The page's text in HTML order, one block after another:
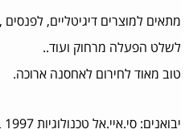
מתאים למוצרים דיגיטליים, לפנסים
לשלט הפעלה מרחוק ועוד..
טוב מאוד לחירום לאחסנה ארוכה.
יבואנים: סי.איי.אל טכנולוגיות 1997 בע"מ